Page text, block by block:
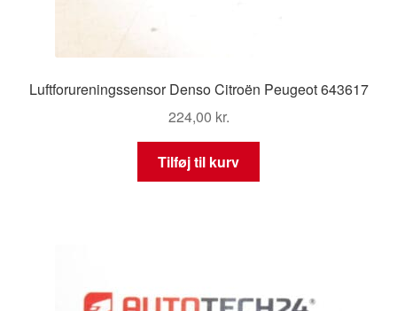
Luftforureningssensor Denso Citroën Peugeot 643617
224,00 kr.
Tilføj til kurv